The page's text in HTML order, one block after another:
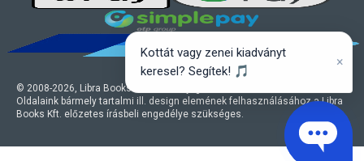
© 2008-2026 , Libra Books Kft. Minden jog fenntartva.
Oldalaink bármely tartalmi ill. design elemének felhasználásához a Libra
Books Kft. előzetes írásbeli engedélye szükséges.
Kottát vagy zenei kiadványt
keresel? Segítek! 🎵
×